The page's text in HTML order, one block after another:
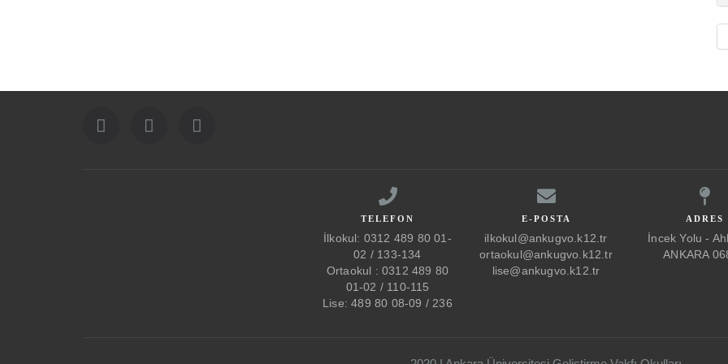
TELEFON
İlkokul: 0312 489 80 01-
02 / 133-134
Ortaokul : 0312 489 80
01-02 / 110-115
Lise: 489 80 08-09 / 236
E-POSTA
ilkokul@ankugvo.k12.tr
ortaokul@ankugvo.k12.tr
lise@ankugvo.k12.tr
ADRES
İncek Yolu -
ANKARA